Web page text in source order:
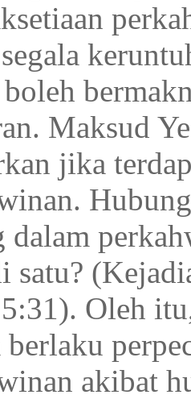
Maksud
jika
dalam
satu?
Oleh
berlaku
akibat